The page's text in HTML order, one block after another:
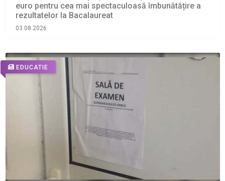
euro pentru cea mai spectaculoasă îmbunătățire a
rezultatelor la Bacalaureat
03.08.2026
EDUCATIE